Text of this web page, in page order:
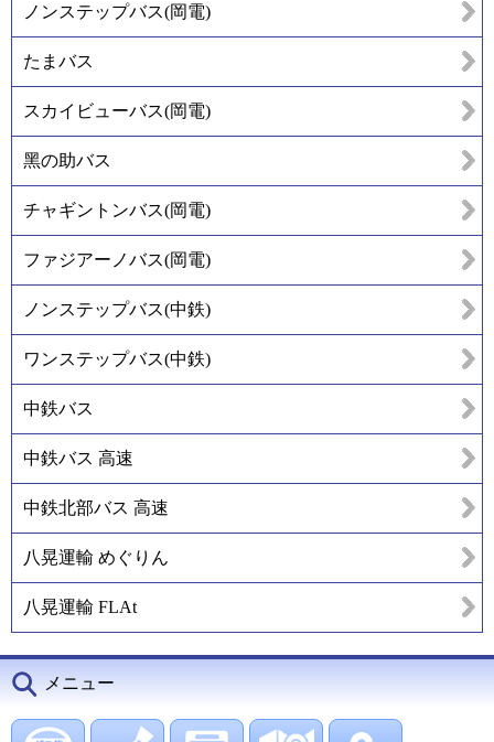
ノンステップバス(岡電)
たまバス
スカイビューバス(岡電)
黑の助バス
チャギントンバス(岡電)
ファジアーノバス(岡電)
ノンステップバス(中鉄)
ワンステップバス(中鉄)
中鉄バス
中鉄バス 高速
中鉄北部バス 高速
八晃運輸 めぐりん
八晃運輸 FLAt
メニュー